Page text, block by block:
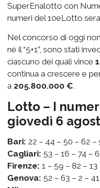
SuperEnalotto con
numeri del 10eLotto
Nel concorso di oggi
né il “5+1”, sono stati
ciascuno dei quali vince
continua a crescere e
a 205.800.000 €.
Lotto – I
giovedì 6
Bari: 22 – 44 – 50 – 62 –
Cagliari: 53 – 16 – 74 –
Firenze: 1 – 59 – 82 – 13
Genova: 52 – 63 – 2 –